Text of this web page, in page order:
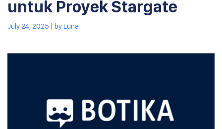
untuk Proyek Stargate
July 24, 2025 | byLuna